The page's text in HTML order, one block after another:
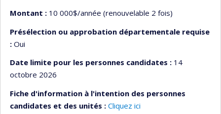
Montant : 10 000$/année (renouvelable 2 fois)
Présélection ou approbation départementale requise
: Oui
Date limite pour les personnes candidates : 14
octobre 2026
Fiche d'information à l'intention des personnes
candidates et des unités : Cliquez ici